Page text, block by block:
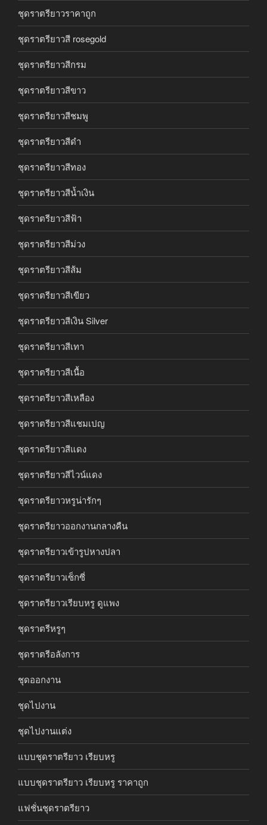
ชุดราตรียาวราคาถูก
ชุดราตรียาวสี rosegold
ชุดราตรียาวสีกรม
ชุดราตรียาวสีขาว
ชุดราตรียาวสีชมพู
ชุดราตรียาวสีดำ
ชุดราตรียาวสีทอง
ชุดราตรียาวสีน้ำเงิน
ชุดราตรียาวสีฟ้า
ชุดราตรียาวสีม่วง
ชุดราตรียาวสีส้ม
ชุดราตรียาวสีเขียว
ชุดราตรียาวสีเงิน Silver
ชุดราตรียาวสีเทา
ชุดราตรียาวสีเนื้อ
ชุดราตรียาวสีเหลือง
ชุดราตรียาวสีแชมเปญ
ชุดราตรียาวสีแดง
ชุดราตรียาวสีไวน์แดง
ชุดราตรียาวหรูน่ารักๆ
ชุดราตรียาวออกงานกลางคืน
ชุดราตรียาวเข้ารูปหางปลา
ชุดราตรียาวเซ็กซี่
ชุดราตรียาวเรียบหรู ดูแพง
ชุดราตรีหรูๆ
ชุดราตรีอลังการ
ชุดออกงาน
ชุดไปงาน
ชุดไปงานแต่ง
แบบชุดราตรียาว เรียบหรู
แบบชุดราตรียาว เรียบหรู ราคาถูก
แฟชั่นชุดราตรียาว